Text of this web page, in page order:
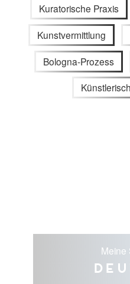
Kuratorische Praxis
Kunstvermittlung
Bologna-Prozess
Meine